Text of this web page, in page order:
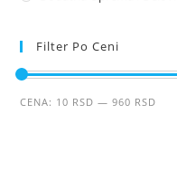
Filter Po Ceni
Minimalna
Maksimalna
CENA: 10 RSD —960 RSD